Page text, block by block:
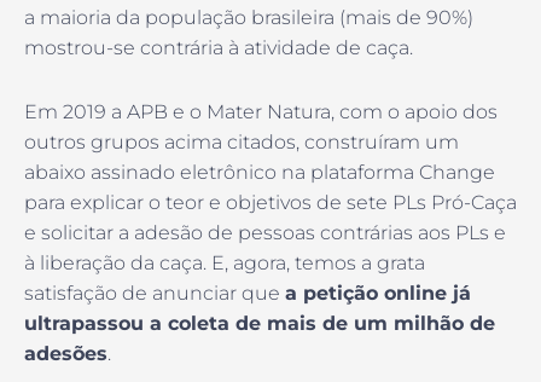
a maioria da população brasileira (mais de 90%)
mostrou-se contrária à atividade de caça.
Em 2019 a APB e o Mater Natura, com o apoio dos
outros grupos acima citados, construíram um
abaixo assinado eletrônico na plataforma Change
para explicar o teor e objetivos de sete PLs Pró-Caça
e solicitar a adesão de pessoas contrárias aos PLs e
à liberação da caça. E, agora, temos a grata
satisfação de anunciar que a petição online já
ultrapassou a coleta de mais de um milhão de
adesões.